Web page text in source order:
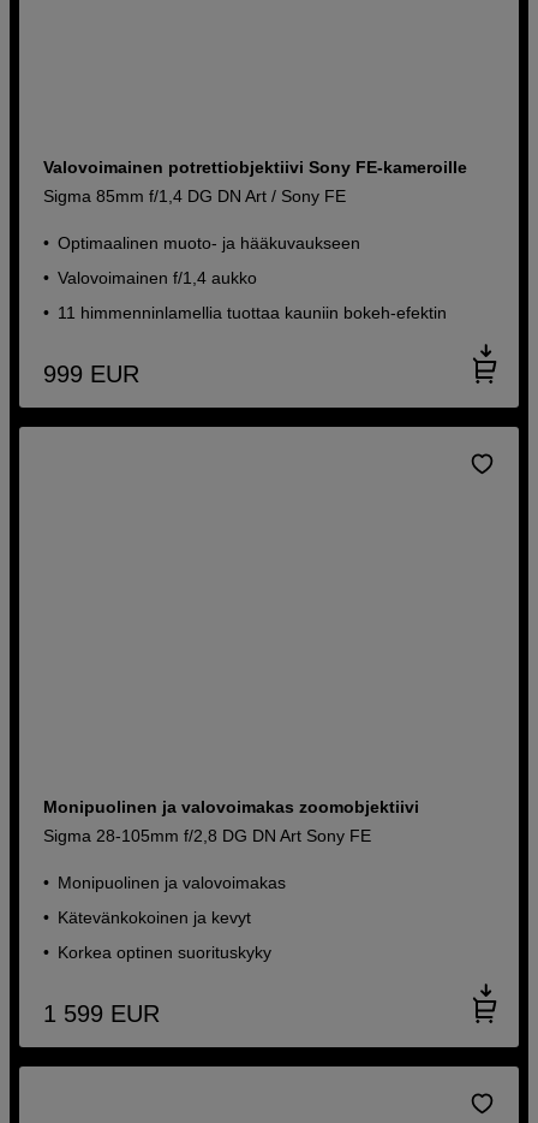
Valovoimainen potrettiobjektiivi Sony FE-kameroille
Sigma 85mm f/1,4 DG DN Art / Sony FE
Optimaalinen muoto- ja hääkuvaukseen
Valovoimainen f/1,4 aukko
11 himmenninlamellia tuottaa kauniin bokeh-efektin
999 EUR
Monipuolinen ja valovoimakas zoomobjektiivi
Sigma 28-105mm f/2,8 DG DN Art Sony FE
Monipuolinen ja valovoimakas
Kätevänkokoinen ja kevyt
Korkea optinen suorituskyky
1 599 EUR